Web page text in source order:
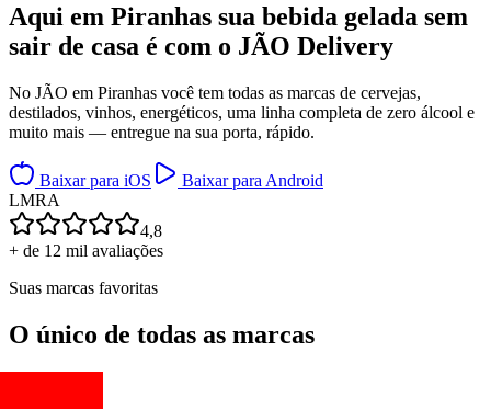
Aqui em Piranhas sua bebida gelada sem
sair de casa é com o JÃO Delivery
No JÃO em Piranhas você tem todas as marcas de cervejas,
destilados, vinhos, energéticos, uma linha completa de zero álcool e
muito mais — entregue na sua porta, rápido.
Baixar para iOS
Baixar para Android
LMRA
4,8
+ de 12 mil avaliações
Suas marcas favoritas
O único de todas as marcas